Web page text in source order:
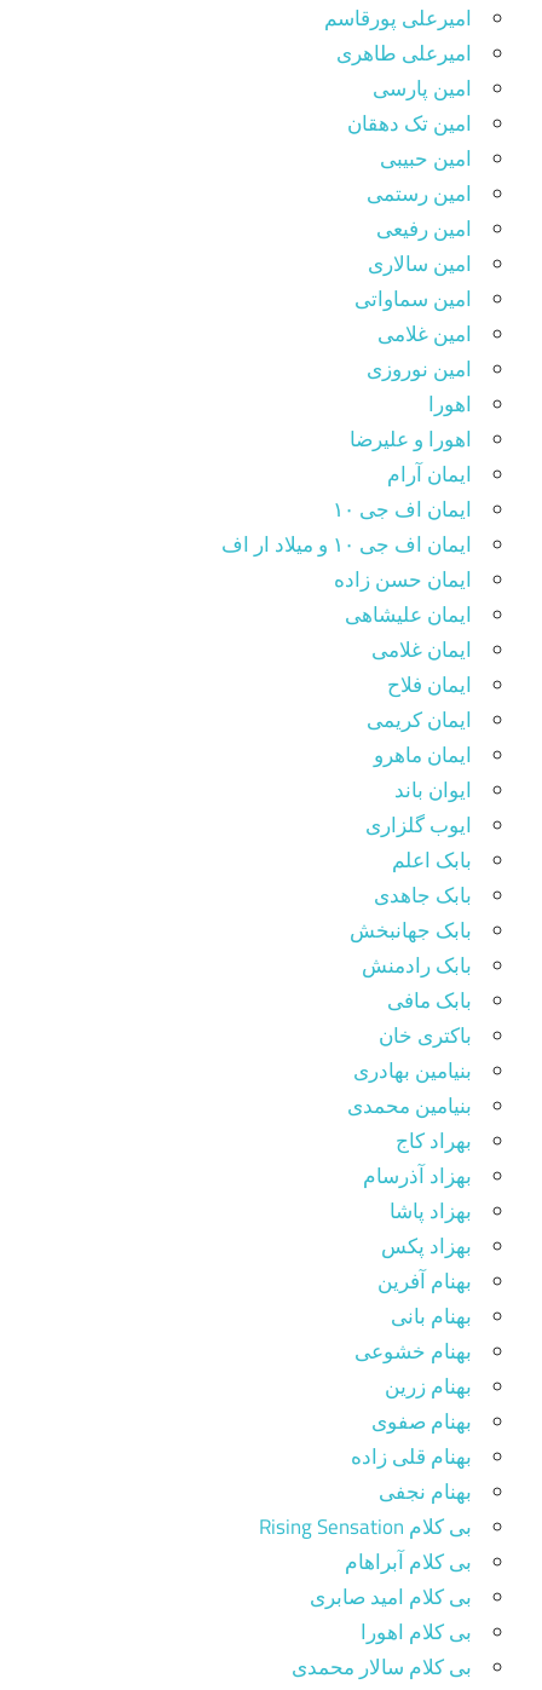
امیرعلی پورقاسم
امیرعلی طاهری
امین پارسی
امین تک دهقان
امین حبیبی
امین رستمی
امین رفیعی
امین سالاری
امین سماواتی
امین غلامی
امین نوروزی
اهورا
اهورا و علیرضا
ایمان آرام
ایمان اف جی ۱۰
ایمان اف جی ۱۰ و میلاد ار اف
ایمان حسن زاده
ایمان علیشاهی
ایمان غلامی
ایمان فلاح
ایمان کریمی
ایمان ماهرو
ایوان باند
ایوب گلزاری
بابک اعلم
بابک جاهدی
بابک جهانبخش
بابک رادمنش
بابک مافی
باکتری خان
بنیامین بهادری
بنیامین محمدی
بهراد کاج
بهزاد آذرسام
بهزاد پاشا
بهزاد پکس
بهنام آفرین
بهنام بانی
بهنام خشوعی
بهنام زرین
بهنام صفوی
بهنام قلی زاده
بهنام نجفی
بی کلام Rising Sensation
بی کلام آبراهام
بی کلام امید صابری
بی کلام اهورا
بی کلام سالار محمدی